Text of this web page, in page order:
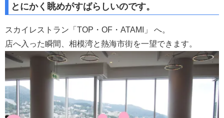
とにかく眺めがすばらしいのです。
スカイレストラン「TOP・OF・ATAMI」 へ。
店へ入った瞬間、相模湾と熱海市街を一望できます。